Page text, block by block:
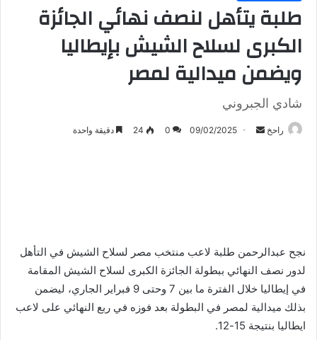
طلبة يتأهل لنصف نهائي الجائزة
الكبرى لسلاح الشيش بإيطاليا
ويضمن ميدالية لمصر
شادي الجبروني
راحخ
أرسل 09/02/2025
0
24 دقيقة واحدة
نجح عبدالرحمن طلبة لاعب منتخب مصر لسلاح الشيش في التأهل
لدور نصف النهائي ببطولة الجائزة الكبرى لسلاح الشيش المقامة
في إيطاليا خلال الفترة ما بين 7 وحتى 9 فبراير الجاري، ليضمن
بذلك ميدالية لمصر في البطولة بعد فوزه في ربع النهائي على لاعب
ايطاليا بنتيجة 15-12.